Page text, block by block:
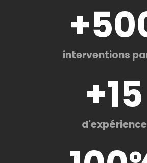
interventions
+
d'expérience
+15